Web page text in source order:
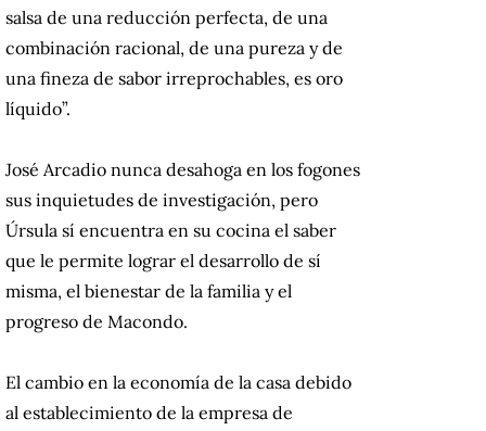
salsa de una reducción perfecta, de una
combinación racional, de una pureza y de
una fineza de sabor irreprochables, es oro
líquido”.
José Arcadio nunca desahoga en los fogones
sus inquietudes de investigación, pero
Úrsula sí encuentra en su cocina el saber
que le permite lograr el desarrollo de sí
misma, el bienestar de la familia y el
progreso de Macondo.
El cambio en la economía de la casa debido
al establecimiento de la empresa de